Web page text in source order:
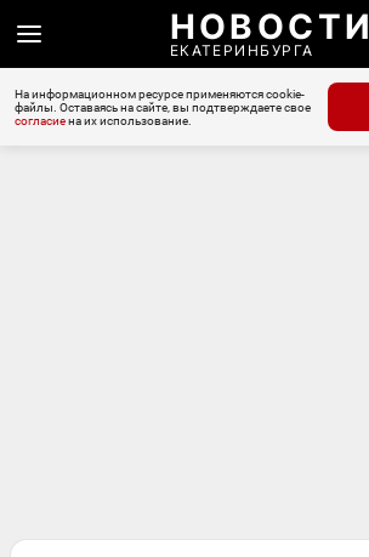
НОВОСТИ
ЕКАТЕРИНБУРГА
На информационном ресурсе применяются cookie-
файлы. Оставаясь на сайте, вы подтверждаете свое
согласиена их использование.